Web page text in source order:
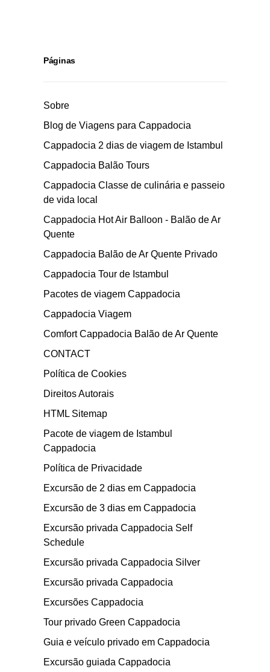
Páginas
Sobre
Blog de Viagens para Cappadocia
Cappadocia 2 dias de viagem de Istambul
Cappadocia Balão Tours
Cappadocia Classe de culinária e passeio
de vida local
Cappadocia Hot Air Balloon - Balão de Ar
Quente
Cappadocia Balão de Ar Quente Privado
Cappadocia Tour de Istambul
Pacotes de viagem Cappadocia
Cappadocia Viagem
Comfort Cappadocia Balão de Ar Quente
CONTACT
Política de Cookies
Direitos Autorais
HTML Sitemap
Pacote de viagem de Istambul
Cappadocia
Política de Privacidade
Excursão de 2 dias em Cappadocia
Excursão de 3 dias em Cappadocia
Excursão privada Cappadocia Self
Schedule
Excursão privada Cappadocia Silver
Excursão privada Cappadocia
Excursões Cappadocia
Tour privado Green Cappadocia
Guia e veículo privado em Cappadocia
Excursão guiada Cappadocia